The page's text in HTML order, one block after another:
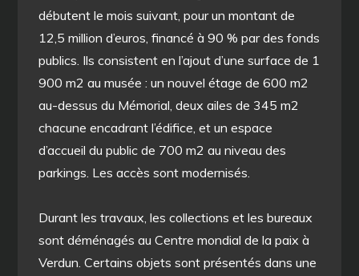
débutent le mois suivant, pour un montant de
12,5 million d’euros, financé à 90 % par des fonds
publics. Ils consistent en l’ajout d’une surface de 1
900 m2 au musée : un nouvel étage de 600 m2
au-dessus du Mémorial, deux ailes de 345 m2
chacune encadrant l’édifice, et un espace
d’accueil du public de 700 m2 au niveau des
parkings. Les accès sont modernisés.
Durant les travaux, les collections et les bureaux
sont déménagés au Centre mondial de la paix à
Verdun. Certains objets sont présentés dans une